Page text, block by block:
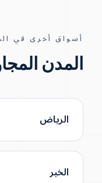
أسواق أخرى في
المدن
الرياض
الخبر